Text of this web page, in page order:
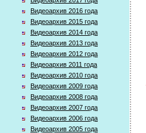
Видеоархив 2016 года
Видеоархив 2015 года
Видеоархив 2014 года
Видеоархив 2013 года
Видеоархив 2012 года
Видеоархив 2011 года
Видеоархив 2010 года
Видеоархив 2009 года
Видеоархив 2008 года
Видеоархив 2007 года
Видеоархив 2006 года
Видеоархив 2005 года